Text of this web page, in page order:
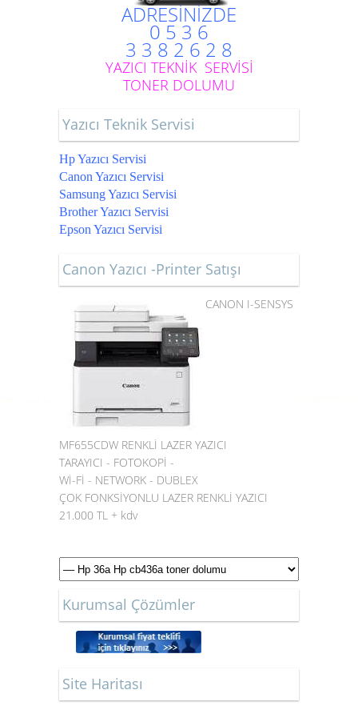
ADRESİNİZDE
0 5 3 6
3 3 8 2 6 2 8
YAZICI TEKNİK SERVİSİ
TONER DOLUMU
Yazıcı Teknik Servisi
Hp Yazıcı Servisi
Canon Yazıcı Servisi
Samsung Yazıcı Servisi
Brother Yazıcı Servisi
Epson Yazıcı Servisi
Canon Yazıcı -Printer Satışı
CANON I-SENSYS
MF655CDW RENKLİ LAZER YAZICI
TARAYICI - FOTOKOPİ -
Wİ-Fİ - NETWORK - DUBLEX
ÇOK FONKSİYONLU LAZER RENKLİ YAZICI
21.000 TL + kdv
Kurumsal Çözümler
Site Haritası